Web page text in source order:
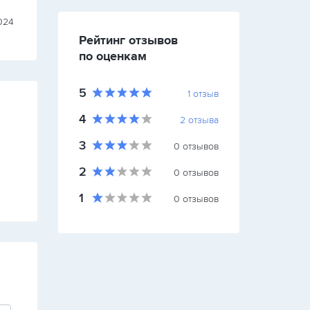
обл.)
Рейтинг отзывов
по оценкам
5 1 отзыв
4 2 отзыва
3 0 отзывов
2 0 отзывов
1 0 отзывов